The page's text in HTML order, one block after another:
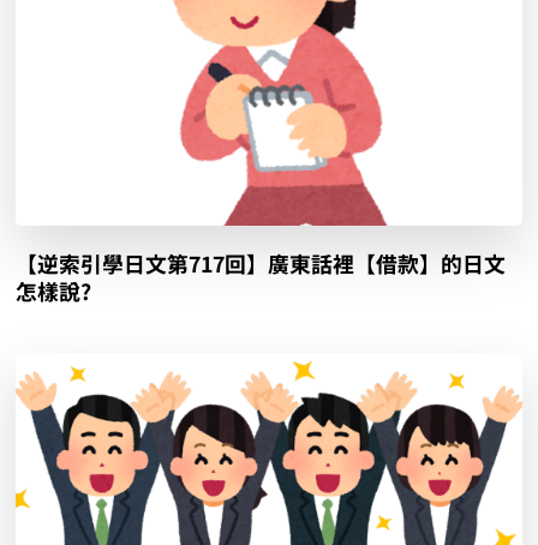
【逆索引學日文第717回】廣東話裡【借款】的日文
怎樣說?